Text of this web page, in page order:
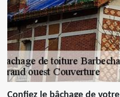
Confiez le bâchage de